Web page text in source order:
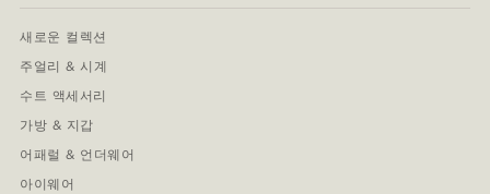
새로운 컬렉션
주얼리 & 시계
수트 액세서리
가방 & 지갑
어패럴 & 언더웨어
아이웨어